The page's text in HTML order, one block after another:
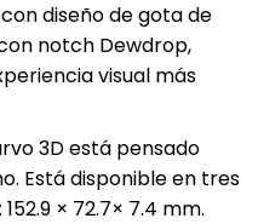
diseño de gota de
notch Dewdrop,
visual más
3D está pensado
Está disponible en tres
× 72.7× 7.4 mm.